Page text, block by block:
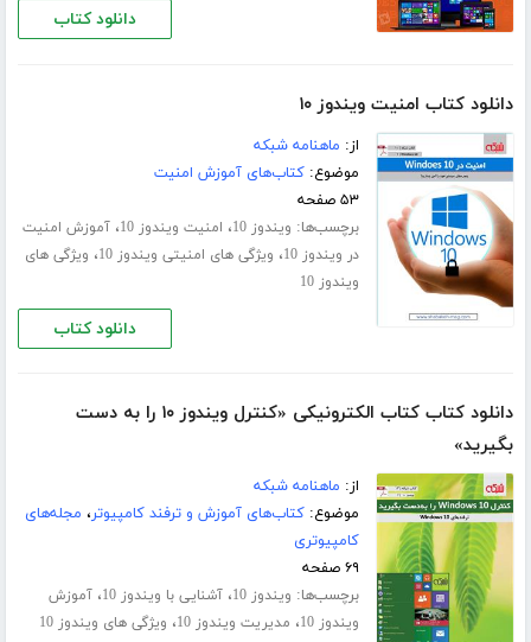
دانلود کتاب
دانلود کتاب امنیت ویندوز ۱۰
از: ماهنامه شبکه
موضوع:کتاب‌های آموزش امنیت
۵۳ صفحه
برچسب‌ها: ویندوز 10 ، امنیت ویندوز 10 ،آموزش امنیت
در ویندوز 10
، ویژگی های امنیتی ویندوز 10 ، ویژگی های
ویندوز 10
دانلود کتاب
دانلود کتاب کتاب الکترونیکی «کنترل ویندوز ۱۰ را به دست
بگیرید»
از: ماهنامه شبکه
موضوع:کتاب‌های آموزش و ترفند کامپیوتر، مجله‌های
کامپیوتری
۶۹ صفحه
برچسب‌ها: ویندوز 10 ،آشنایی با ویندوز 10 ،آموزش
ویندوز 10
، مدیریت ویندوز 10 ، ویژگی های ویندوز 10